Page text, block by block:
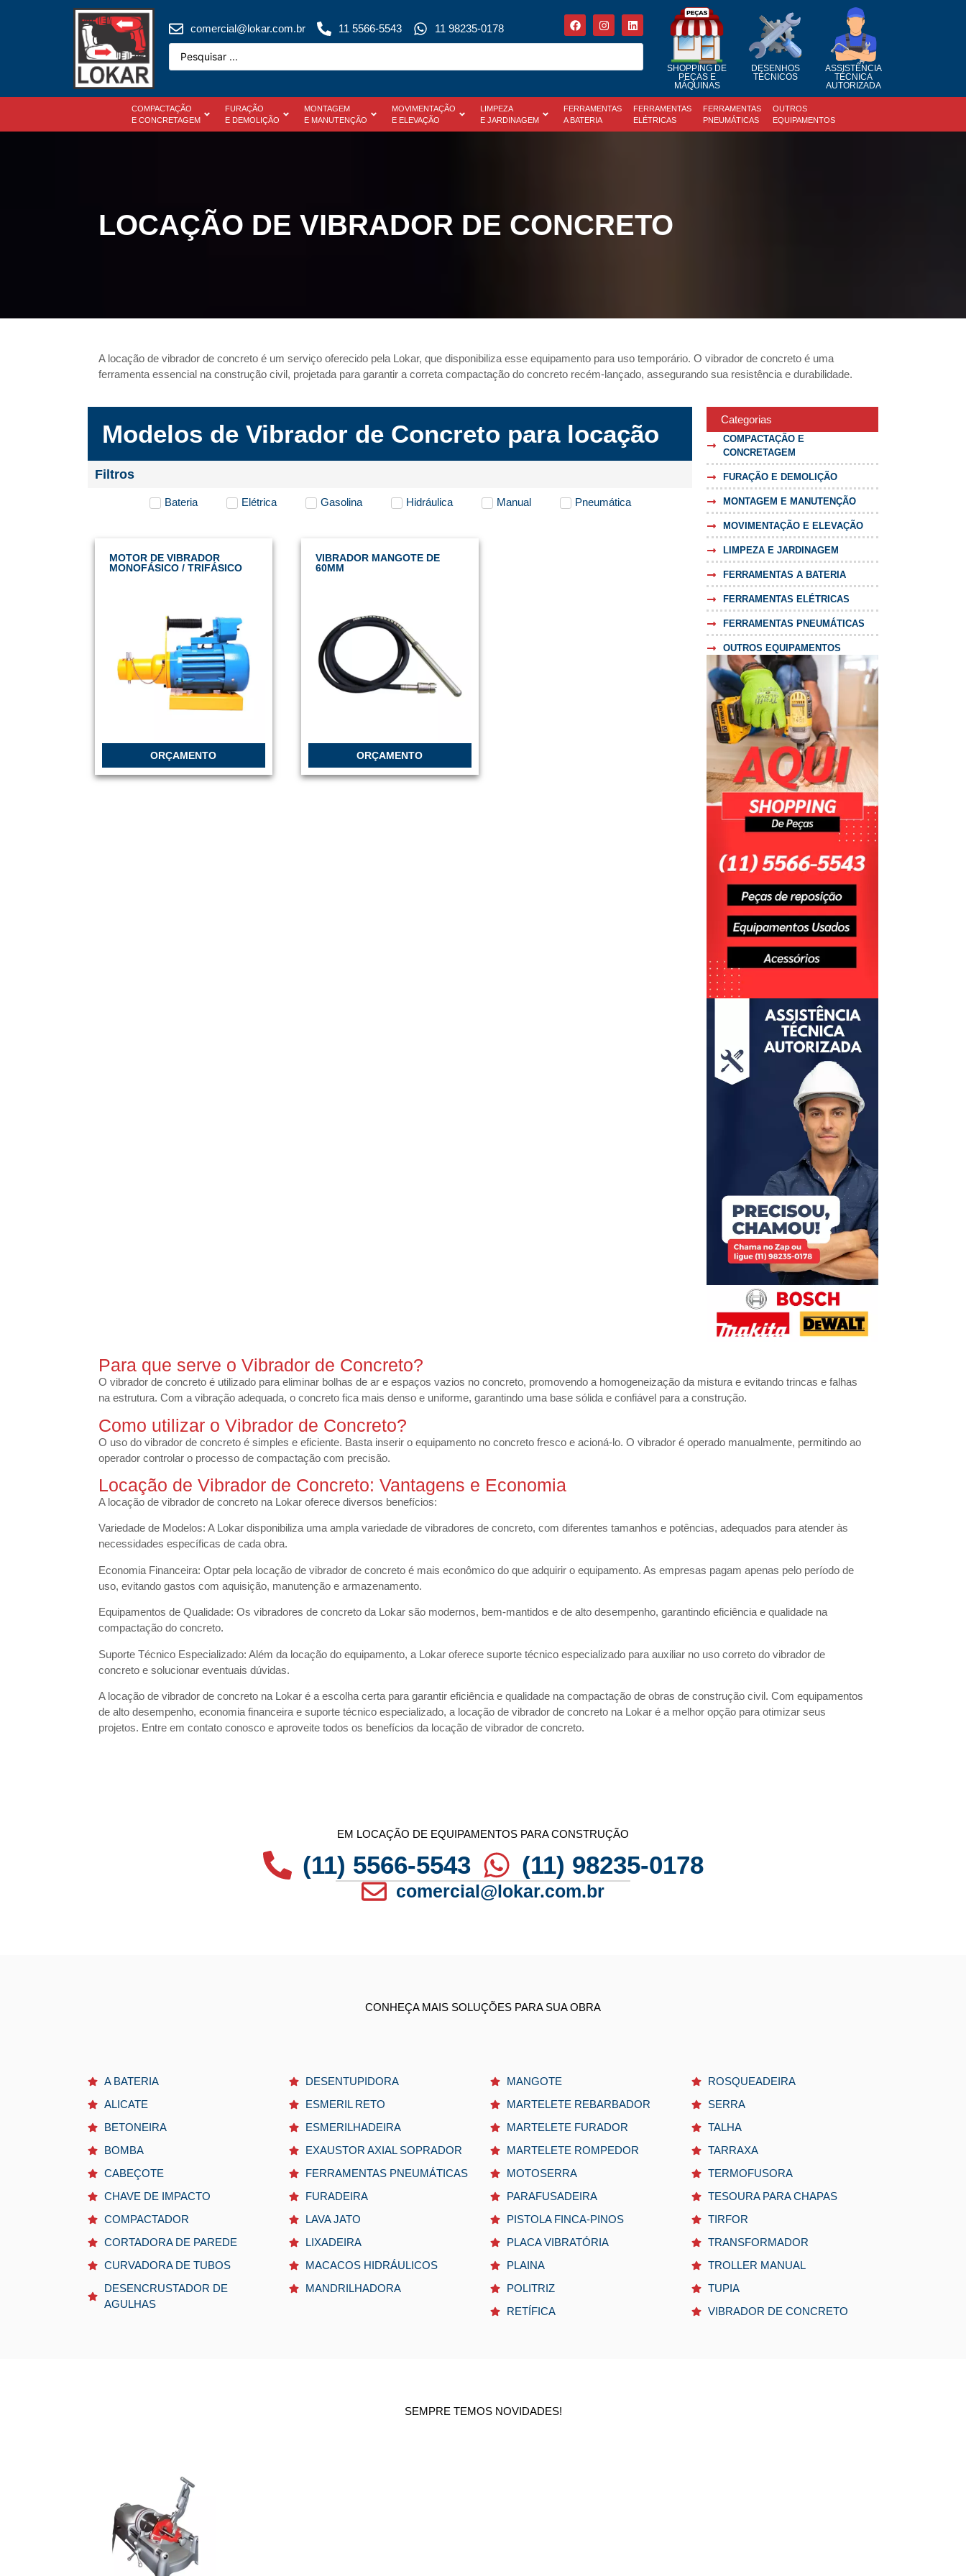
comercial@lokar.com.br 11 5566-5543 11 98235-0178
SHOPPING DE
PEÇAS E
MÁQUINAS
DESENHOS
TÉCNICOS
ASSISTÊNCIA
TÉCNICA
AUTORIZADA
COMPACTAÇÃO
E CONCRETAGEM
FURAÇÃO
E DEMOLIÇÃO
MONTAGEM
E MANUTENÇÃO
MOVIMENTAÇÃO
E ELEVAÇÃO
LIMPEZA
E JARDINAGEM
FERRAMENTAS
A BATERIA
FERRAMENTAS
ELÉTRICAS
FERRAMENTAS
PNEUMÁTICAS
OUTROS
EQUIPAMENTOS
LOCAÇÃO DE VIBRADOR DE CONCRETO
A locação de vibrador de concreto é um serviço oferecido pela Lokar, que disponibiliza esse equipamento para uso temporário. O vibrador de concreto é uma
ferramenta essencial na construção civil, projetada para garantir a correta compactação do concreto recém-lançado, assegurando sua resistência e durabilidade.
Modelos de Vibrador de Concreto para locação
Filtros
Bateria Elétrica Gasolina Hidráulica Manual Pneumática
MOTOR DE VIBRADOR
MONOFÁSICO / TRIFÁSICO
ORÇAMENTO
VIBRADOR MANGOTE DE
60MM
ORÇAMENTO
Categorias
COMPACTAÇÃO E
CONCRETAGEM
FURAÇÃO E DEMOLIÇÃO
MONTAGEM E MANUTENÇÃO
MOVIMENTAÇÃO E ELEVAÇÃO
LIMPEZA E JARDINAGEM
FERRAMENTAS A BATERIA
FERRAMENTAS ELÉTRICAS
FERRAMENTAS PNEUMÁTICAS
OUTROS EQUIPAMENTOS
Para que serve o Vibrador de Concreto?
O vibrador de concreto é utilizado para eliminar bolhas de ar e espaços vazios no concreto, promovendo a homogeneização da mistura e evitando trincas e falhas
na estrutura. Com a vibração adequada, o concreto fica mais denso e uniforme, garantindo uma base sólida e confiável para a construção.
Como utilizar o Vibrador de Concreto?
O uso do vibrador de concreto é simples e eficiente. Basta inserir o equipamento no concreto fresco e acioná-lo. O vibrador é operado manualmente, permitindo ao
operador controlar o processo de compactação com precisão.
Locação de Vibrador de Concreto: Vantagens e Economia
A locação de vibrador de concreto na Lokar oferece diversos benefícios:
Variedade de Modelos: A Lokar disponibiliza uma ampla variedade de vibradores de concreto, com diferentes tamanhos e potências, adequados para atender às
necessidades específicas de cada obra.
Economia Financeira: Optar pela locação de vibrador de concreto é mais econômico do que adquirir o equipamento. As empresas pagam apenas pelo período de
uso, evitando gastos com aquisição, manutenção e armazenamento.
Equipamentos de Qualidade: Os vibradores de concreto da Lokar são modernos, bem-mantidos e de alto desempenho, garantindo eficiência e qualidade na
compactação do concreto.
Suporte Técnico Especializado: Além da locação do equipamento, a Lokar oferece suporte técnico especializado para auxiliar no uso correto do vibrador de
concreto e solucionar eventuais dúvidas.
A locação de vibrador de concreto na Lokar é a escolha certa para garantir eficiência e qualidade na compactação de obras de construção civil. Com equipamentos
de alto desempenho, economia financeira e suporte técnico especializado, a locação de vibrador de concreto na Lokar é a melhor opção para otimizar seus
projetos. Entre em contato conosco e aproveite todos os benefícios da locação de vibrador de concreto.
EM LOCAÇÃO DE EQUIPAMENTOS PARA CONSTRUÇÃO
(11) 5566-5543 (11) 98235-0178
comercial@lokar.com.br
CONHEÇA MAIS SOLUÇÕES PARA SUA OBRA
A BATERIA
ALICATE
BETONEIRA
BOMBA
CABEÇOTE
CHAVE DE IMPACTO
COMPACTADOR
CORTADORA DE PAREDE
CURVADORA DE TUBOS
DESENCRUSTADOR DE
AGULHAS
DESENTUPIDORA
ESMERIL RETO
ESMERILHADEIRA
EXAUSTOR AXIAL SOPRADOR
FERRAMENTAS PNEUMÁTICAS
FURADEIRA
LAVA JATO
LIXADEIRA
MACACOS HIDRÁULICOS
MANDRILHADORA
MANGOTE
MARTELETE REBARBADOR
MARTELETE FURADOR
MARTELETE ROMPEDOR
MOTOSERRA
PARAFUSADEIRA
PISTOLA FINCA-PINOS
PLACA VIBRATÓRIA
PLAINA
POLITRIZ
RETÍFICA
ROSQUEADEIRA
SERRA
TALHA
TARRAXA
TERMOFUSORA
TESOURA PARA CHAPAS
TIRFOR
TRANSFORMADOR
TROLLER MANUAL
TUPIA
VIBRADOR DE CONCRETO
SEMPRE TEMOS NOVIDADES!